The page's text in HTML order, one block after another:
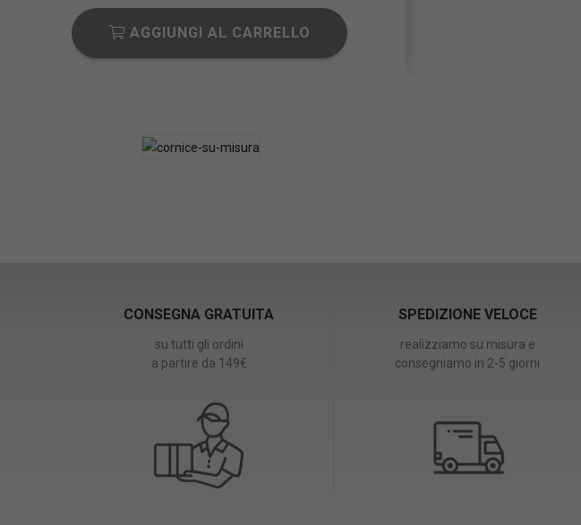
AGGIUNGI AL CARRELLO
CONSEGNA GRATUITA
su tutti gli ordini
a partire da 149€
SPEDIZIONE VELOCE
realizziamo su misura e
consegniamo in 2-5 giorni